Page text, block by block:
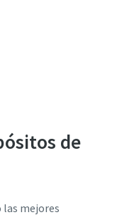
de
mejores